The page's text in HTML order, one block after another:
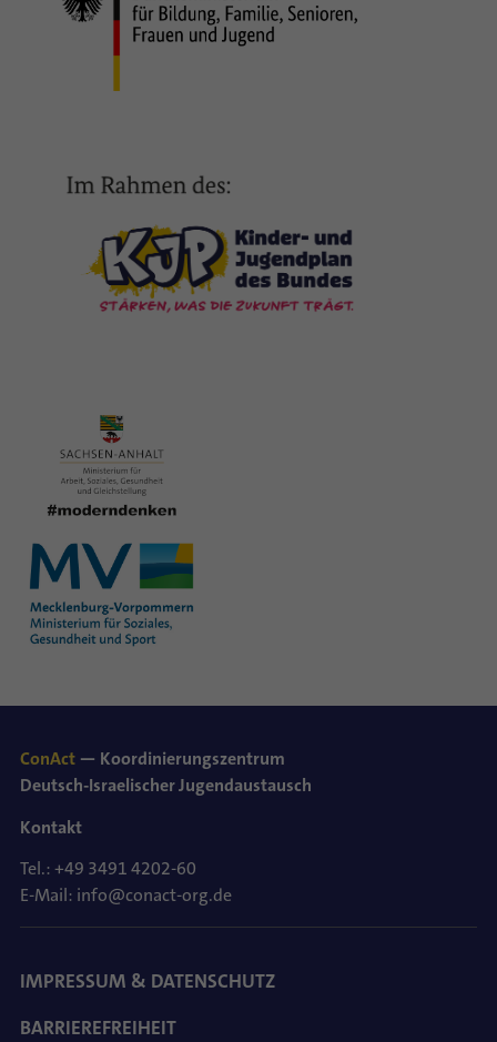
ConAct — Koordinierungszentrum
Deutsch-Israelischer Jugendaustausch
Kontakt
Tel.: +49 3491 4202-60
E-Mail: info@conact-org.de
IMPRESSUM & DATENSCHUTZ
BARRIEREFREIHEIT